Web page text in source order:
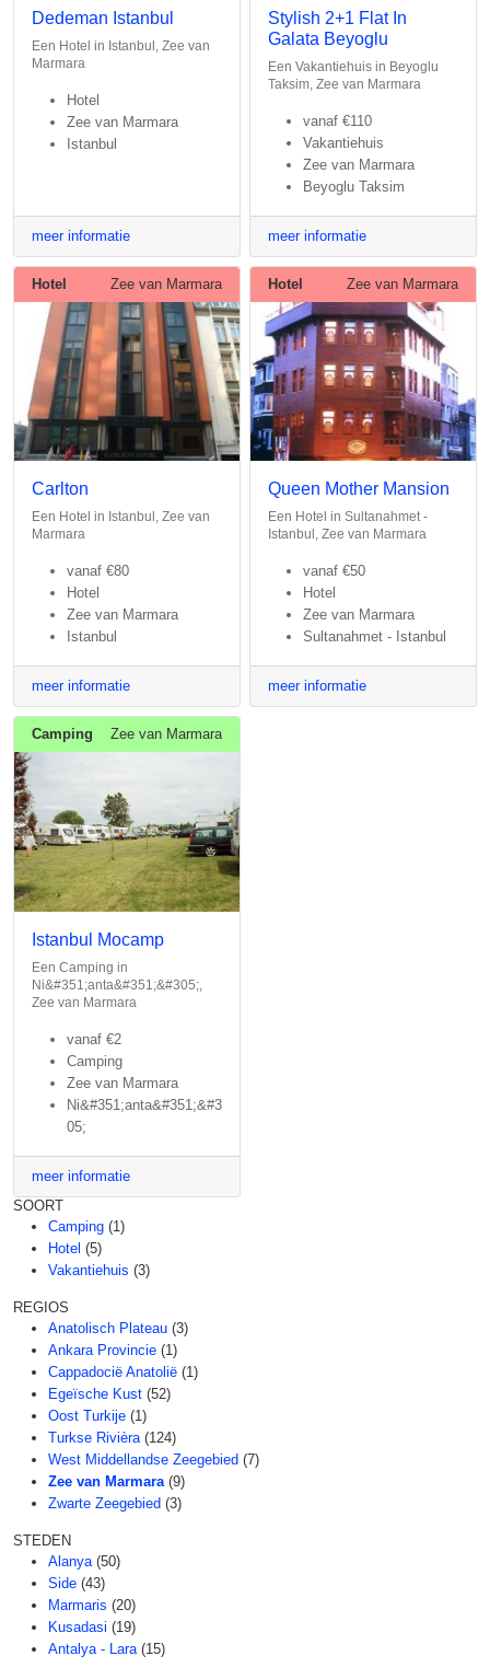
Dedeman Istanbul
Een Hotel in Istanbul, Zee van
Marmara
Hotel
Zee van Marmara
Istanbul
meer informatie
Stylish 2+1 Flat In
Galata Beyoglu
Een Vakantiehuis in Beyoglu
Taksim, Zee van Marmara
vanaf €110
Vakantiehuis
Zee van Marmara
Beyoglu Taksim
meer informatie
Hotel Zee van Marmara
Carlton
Een Hotel in Istanbul, Zee van
Marmara
vanaf €80
Hotel
Zee van Marmara
Istanbul
meer informatie
Hotel Zee van Marmara
Queen Mother Mansion
Een Hotel in Sultanahmet -
Istanbul, Zee van Marmara
vanaf €50
Hotel
Zee van Marmara
Sultanahmet - Istanbul
meer informatie
Camping Zee van Marmara
Istanbul Mocamp
Een Camping in
Ni&#351;anta&#351;&#305;,
Zee van Marmara
vanaf €2
Camping
Zee van Marmara
Ni&#351;anta&#351;&#3
05;
meer informatie
SOORT
Camping (1)
Hotel (5)
Vakantiehuis (3)
REGIOS
Anatolisch Plateau (3)
Ankara Provincie (1)
Cappadocië Anatolië (1)
Egeïsche Kust (52)
Oost Turkije (1)
Turkse Rivièra (124)
West Middellandse Zeegebied (7)
Zee van Marmara (9)
Zwarte Zeegebied (3)
STEDEN
Alanya (50)
Side (43)
Marmaris (20)
Kusadasi (19)
Antalya - Lara (15)